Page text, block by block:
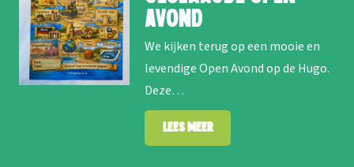
Avond
We kijken terug op een mooie en
levendige Open Avond op de Hugo.
Deze…
Lees meer